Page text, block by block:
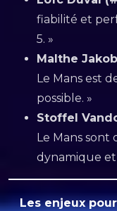
fiabilité et
5. »
Malthe
Le Mans est
possible. »
Stoffel
Le Mans
dynamique et
Les enjeux